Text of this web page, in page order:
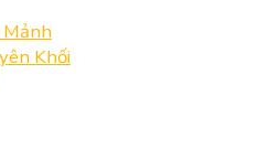
Mảnh
Khối